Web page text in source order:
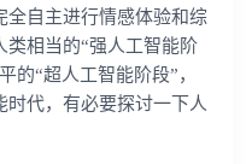
全自主进行情感体验和综
类相当的“强人工智能阶
的“超人工智能阶段”，
时代，有必要探讨一下人